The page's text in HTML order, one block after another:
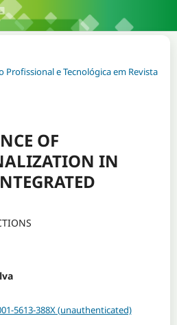
Profissional e Tecnológica em Revista
OF
IN
5613-388X (unauthenticated)